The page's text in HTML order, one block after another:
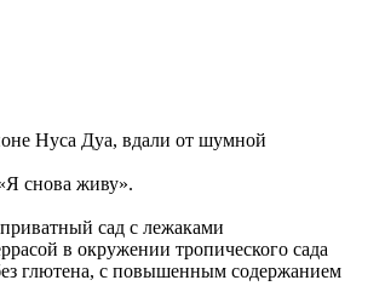
Нуса Дуа, вдали от шумной
снова живу».
сад с лежаками
в окружении тропического сада
глютена, с повышенным содержанием